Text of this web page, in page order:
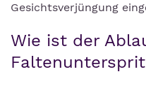
Gesichtsverjüngung
Wie ist der